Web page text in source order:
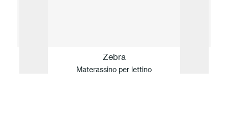
Zebra
Materassino per lettino